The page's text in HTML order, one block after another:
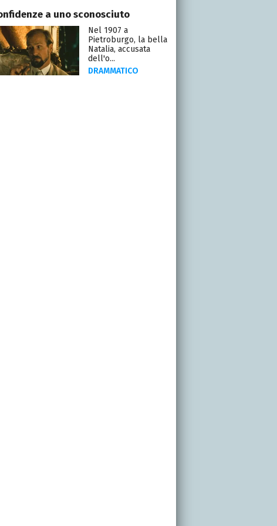
a uno sconosciuto
Nel 1907 a
Pietroburgo, la bella
Natalia, accusata
dell'o...
DRAMMATICO